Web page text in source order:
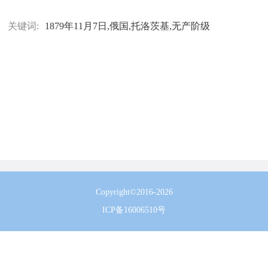
关键词: 1879年11月7日,俄国,托洛茨基,无产阶级
Copyright©2016-2026
ICP备16006510号